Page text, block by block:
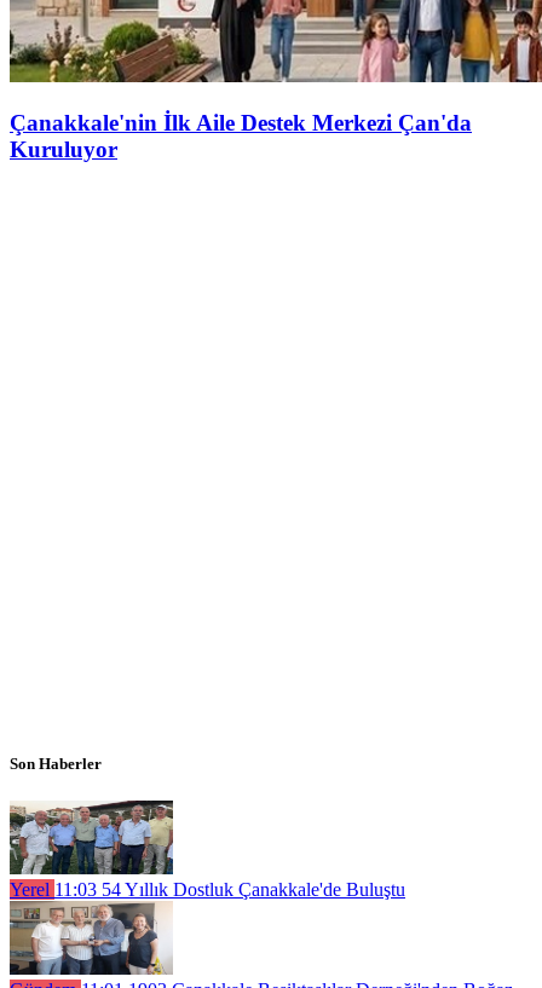
Çanakkale'nin İlk Aile Destek Merkezi Çan'da
Kuruluyor
Son Haberler
Yerel 11:03 54 Yıllık Dostluk Çanakkale'de Buluştu